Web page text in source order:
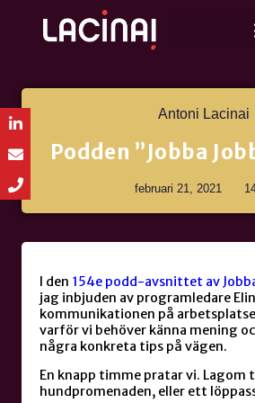
Antoni Lacinai
Podden ”Jobba
februari 21, 2021
I den 154e podd-avsnittet av
jag inbjuden av programledare
kommunikationen på
varför vi behöver känna mening
några konkreta tips på vägen.
En knapp timme pratar vi. Lagom
hundpromenaden, eller ett